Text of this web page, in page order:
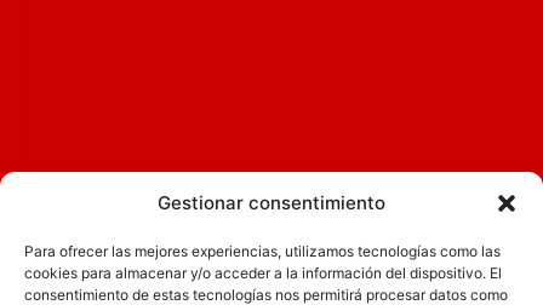
Gestionar consentimiento
Para ofrecer las mejores experiencias, utilizamos tecnologías como las
cookies para almacenar y/o acceder a la información del dispositivo. El
consentimiento de estas tecnologías nos permitirá procesar datos como